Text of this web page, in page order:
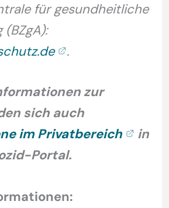
für gesundheitliche
.
zur
sich auch
im Privatbereich
in
Portal.